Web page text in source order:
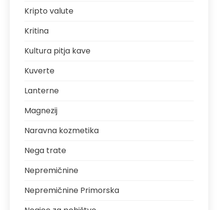
Kripto valute
Kritina
Kultura pitja kave
Kuverte
Lanterne
Magnezij
Naravna kozmetika
Nega trate
Nepremičnine
Nepremičnine Primorska